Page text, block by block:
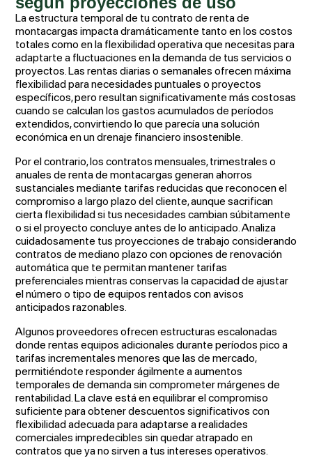
La estructura temporal de tu contrato de renta de
montacargas impacta dramáticamente tanto en los costos
totales como en la flexibilidad operativa que necesitas para
adaptarte a fluctuaciones en la demanda de tus servicios o
proyectos. Las rentas diarias o semanales ofrecen máxima
flexibilidad para necesidades puntuales o proyectos
específicos, pero resultan significativamente más costosas
cuando se calculan los gastos acumulados de períodos
extendidos, convirtiendo lo que parecía una solución
económica en un drenaje financiero insostenible.
Por el contrario, los contratos mensuales, trimestrales o
anuales de renta de montacargas generan ahorros
sustanciales mediante tarifas reducidas que reconocen el
compromiso a largo plazo del cliente, aunque sacrifican
cierta flexibilidad si tus necesidades cambian súbitamente
o si el proyecto concluye antes de lo anticipado. Analiza
cuidadosamente tus proyecciones de trabajo considerando
contratos de mediano plazo con opciones de renovación
automática que te permitan mantener tarifas
preferenciales mientras conservas la capacidad de ajustar
el número o tipo de equipos rentados con avisos
anticipados razonables.
Algunos proveedores ofrecen estructuras escalonadas
donde rentas equipos adicionales durante períodos pico a
tarifas incrementales menores que las de mercado,
permitiéndote responder ágilmente a aumentos
temporales de demanda sin comprometer márgenes de
rentabilidad. La clave está en equilibrar el compromiso
suficiente para obtener descuentos significativos con
flexibilidad adecuada para adaptarse a realidades
comerciales impredecibles sin quedar atrapado en
contratos que ya no sirven a tus intereses operativos.